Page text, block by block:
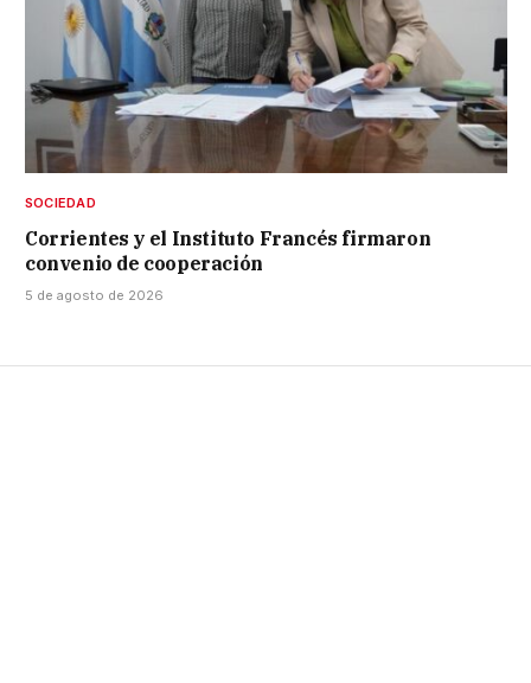
SOCIEDAD
Corrientes y el Instituto Francés firmaron
convenio de cooperación
5 de agosto de 2026